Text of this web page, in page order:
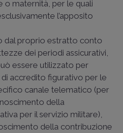
o maternità, per le quali
l’apposito
dal proprio estratto conto
dei periodi assicurativi,
essere utilizzato per
accredito figurativo per le
canale telematico (per
della
per il servizio militare),
della contribuzione